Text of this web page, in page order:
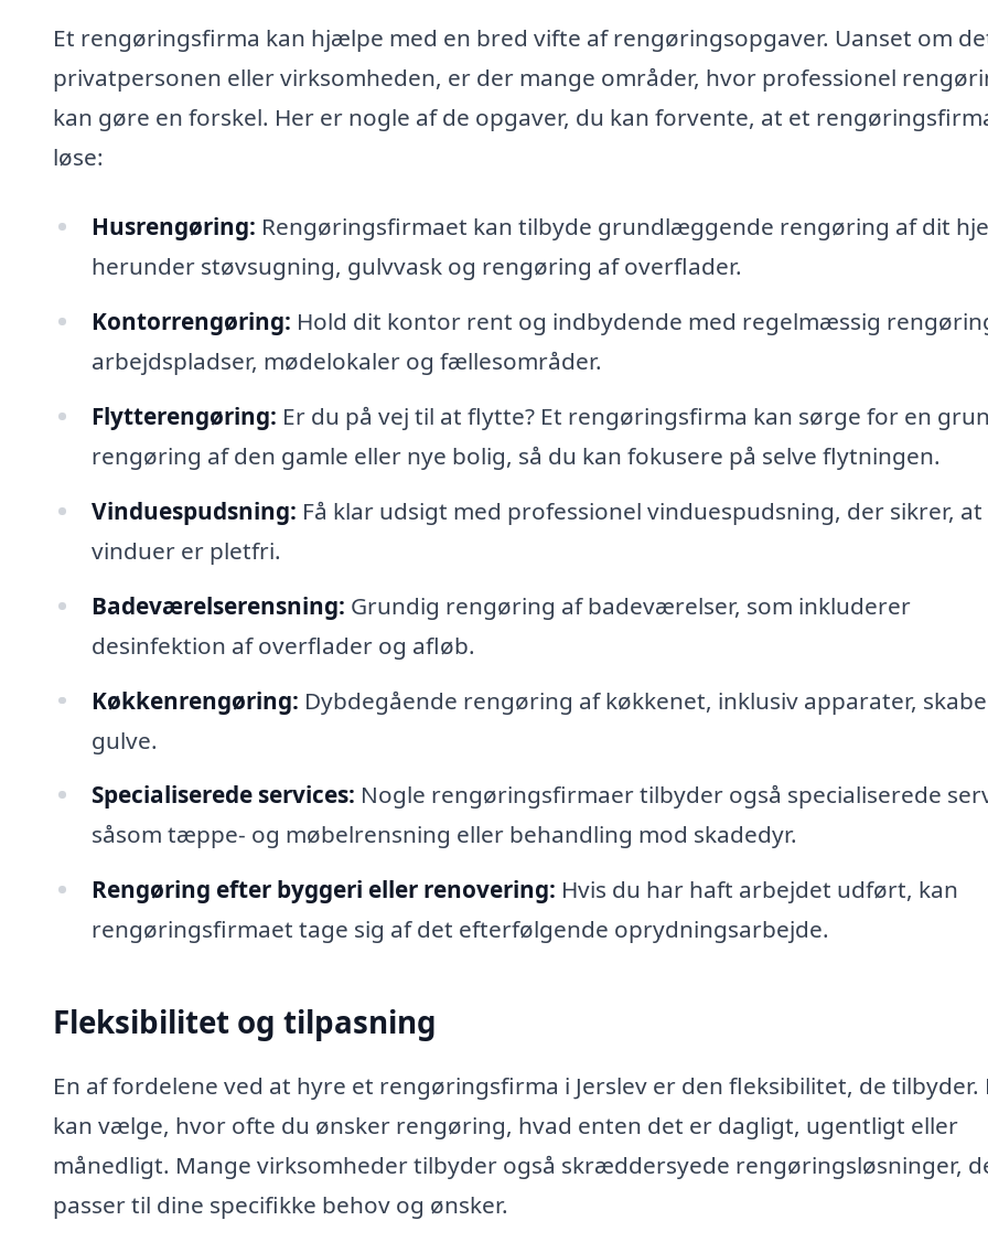
Et rengøringsfirma kan hjælpe med en bred vifte af rengøringsopgaver. Uanset om
privatpersonen eller virksomheden, er der mange områder, hvor professionel
kan gøre en forskel. Her er nogle af de opgaver, du kan forvente, at et
løse:
Husrengøring: Rengøringsfirmaet kan tilbyde grundlæggende rengøring af dit
herunder støvsugning, gulvvask og rengøring af overflader.
Kontorrengøring: Hold dit kontor rent og indbydende med regelmæssig
arbejdspladser, mødelokaler og fællesområder.
Flytterengøring: Er du på vej til at flytte? Et rengøringsfirma kan sørge for en
rengøring af den gamle eller nye bolig, så du kan fokusere på selve flytningen.
Vinduespudsning: Få klar udsigt med professionel vinduespudsning, der sikrer, at
vinduer er pletfri.
Badeværelserensning: Grundig rengøring af badeværelser, som inkluderer
desinfektion af overflader og afløb.
Køkkenrengøring: Dybdegående rengøring af køkkenet, inklusiv apparater,
gulve.
Specialiserede services: Nogle rengøringsfirmaer tilbyder også specialiserede
såsom tæppe- og møbelrensning eller behandling mod skadedyr.
Rengøring efter byggeri eller renovering: Hvis du har haft arbejdet udført, kan
rengøringsfirmaet tage sig af det efterfølgende oprydningsarbejde.
Fleksibilitet og tilpasning
En af fordelene ved at hyre et rengøringsfirma i Jerslev er den fleksibilitet, de tilbyder.
kan vælge, hvor ofte du ønsker rengøring, hvad enten det er dagligt, ugentligt eller
månedligt. Mange virksomheder tilbyder også skræddersyede rengøringsløsninger,
passer til dine specifikke behov og ønsker.